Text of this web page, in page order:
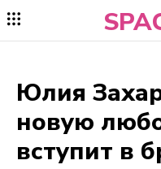
Юлия
новую
вступит в